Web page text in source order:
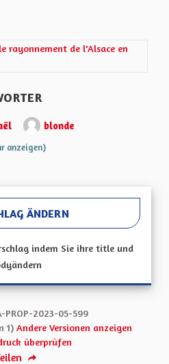
filtern: La Culture, l'Education et le
rayonnement de l'Alsace en
blonde
anzeigen)
ÄNDERN
indem Sie ihre title und
PROP-2023-05-599
1) Andere Versionen anzeigen
überprüfen